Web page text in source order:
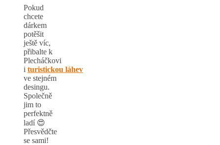
Pokud
chcete
dárkem
potěšit
ještě víc,
přibalte k
Plecháčkovi
i turistickou láhev
ve stejném
desingu.
Společně
jim to
perfektně
ladí 😍
Přesvědčte
se sami!